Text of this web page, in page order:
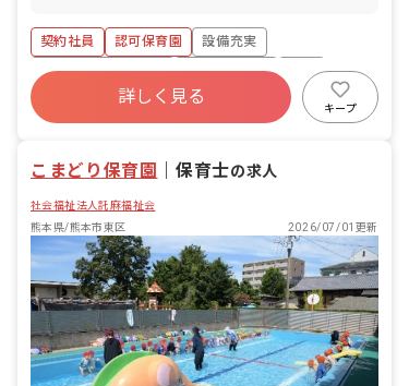
（未満児） ・年間、月間、週案の作成
・ピアノ（電子オルガンあり） ・保育、
行事の準備 ・保護者対応 等
契約社員 認可保育園
設備充実
ボーナス・賞与あり
社会保険完備
福利厚生充実
退職金制度
残業少なめ
詳しく見る
キープ
こまどり保育園 ｜保育士の求人
社会福祉法人託麻福祉会
熊本県/熊本市東区
2026/07/01更新